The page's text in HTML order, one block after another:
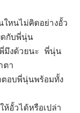
หนไม่คิดอย่างอั้ว
ดกับพี่นุ่น
พี่มึงด้วยนะ พี่นุ่น
ตา
อบพี่นุ่นพร้อมทั้ง
อั้วได้หรือเปล่า